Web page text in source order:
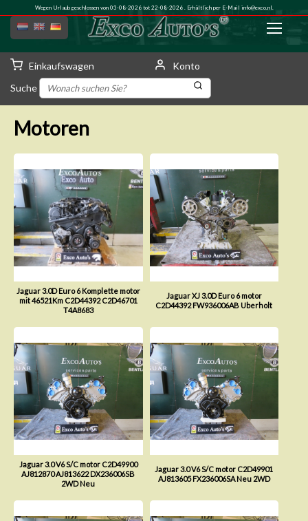
Wegen Urlaub geschlossen von 03-08-2026 tot 22-08-2026 . Erhältlich per E-Mail info@exco.nl.
Einkaufswagen
Konto
Suche
Motoren
Jaguar 3.0D Euro 6 Komplette motor
mit 46521Km C2D44392 C2D46701
T4A8683
Jaguar XJ 3.0D Euro 6 motor
C2D44392 FW936006AB Uberholt
Jaguar 3.0 V6 S/C motor C2D49900
AJ812870 AJ813622 DX236006SB
2WD Neu
Jaguar 3.0 V6 S/C motor C2D49901
AJ813605 FX236006SA Neu 2WD